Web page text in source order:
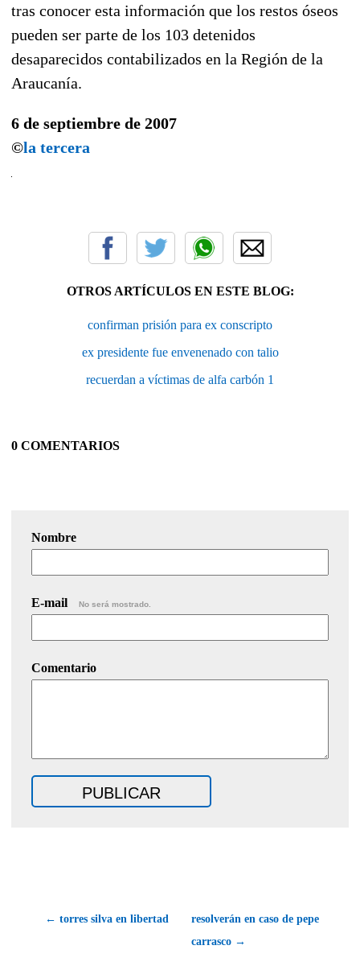
tras conocer esta información que los restos óseos
pueden ser parte de los 103 detenidos
desaparecidos contabilizados en la Región de la
Araucanía.
6 de septiembre de 2007
©la tercera
OTROS ARTÍCULOS EN ESTE BLOG:
confirman prisión para ex conscripto
ex presidente fue envenenado con talio
recuerdan a víctimas de alfa carbón 1
0 COMENTARIOS
Nombre
E-mail No será mostrado.
Comentario
← torres silva en libertad
resolverán en caso de pepe
carrasco →